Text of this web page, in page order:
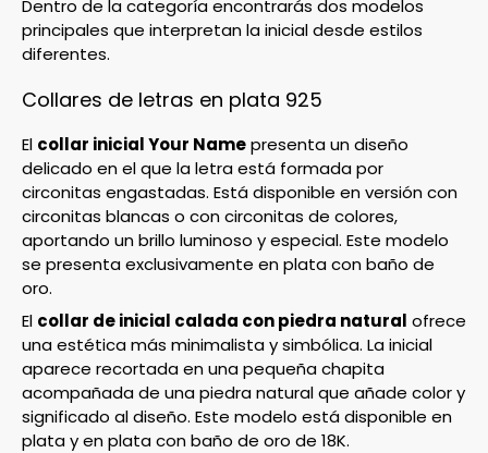
Dentro de la categoría encontrarás dos modelos
principales que interpretan la inicial desde estilos
diferentes.
Collares de letras en plata 925
El collar inicial Your Namepresenta un diseño
delicado en el que la letra está formada por
circonitas engastadas. Está disponible en versión con
circonitas blancas o con circonitas de colores,
aportando un brillo luminoso y especial. Este modelo
se presenta exclusivamente en plata con baño de
oro.
El collar de inicial calada con piedra natural ofrece
una estética más minimalista y simbólica. La inicial
aparece recortada en una pequeña chapita
acompañada de una piedra natural que añade color y
significado al diseño. Este modelo está disponible en
plata y en plata con baño de oro de 18K.